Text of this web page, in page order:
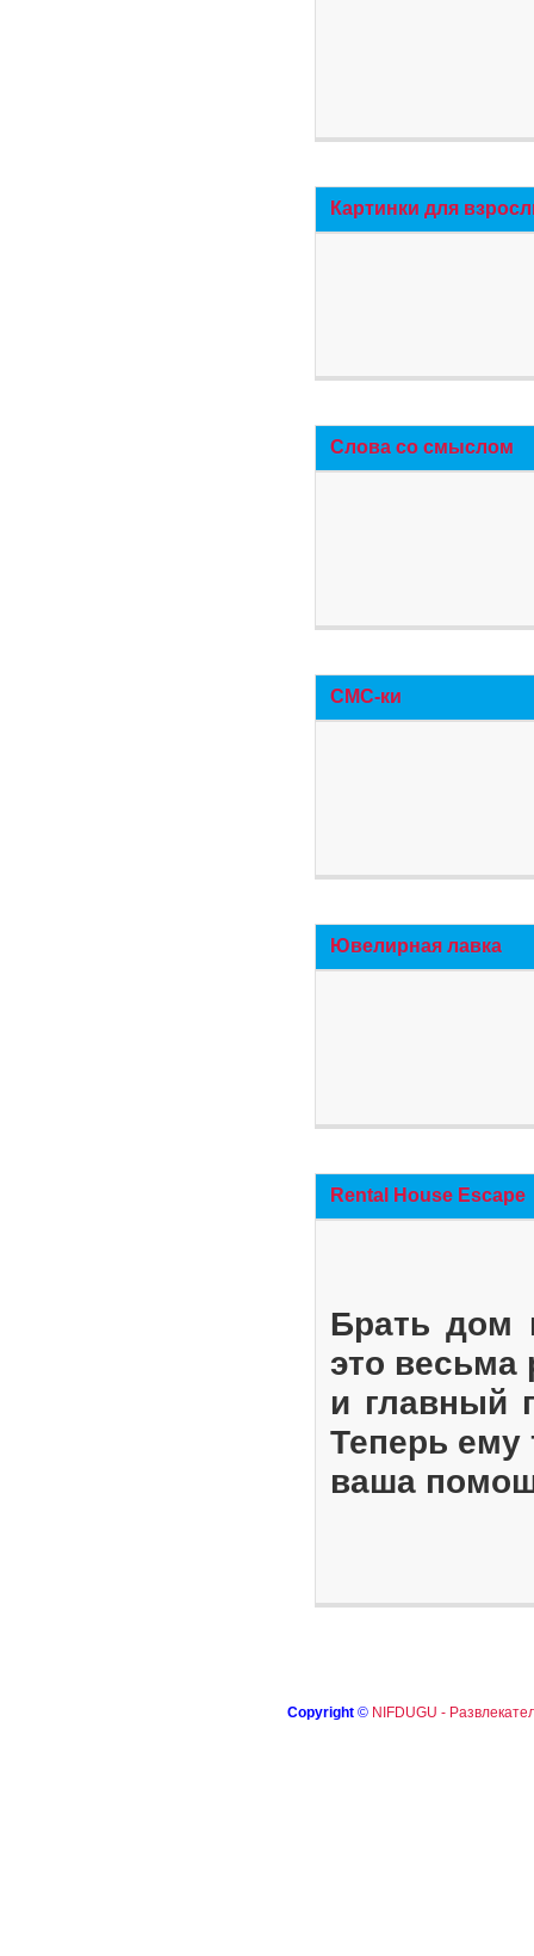
Картинки для
Слова со смыслом
СМС-ки
Ювелирная лавка
Rental House Escape
Брать дом
это весьма
и главный
Теперь ему
ваша
Copyright © NIFDUGU -